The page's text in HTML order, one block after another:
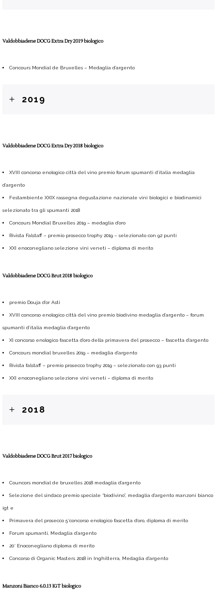
Valdobbiadene DOCG Extra Dry 2019 biologico
Concours Mondial de Bruxelles – Medaglia d’argento
2019
Valdobbiadene DOCG Extra Dry 2018 biologico
XVIII concorso enologico città del vino premio forum spumanti d’italia medaglia
d’argento
Festambiente XXIX rassegna degustazione nazionale vini biologici e biodinamici
selezionato tra gli spumanti 2018
Concours Mondial Bruxelles 2019 – medaglia d’oro
Rivista Falstaff – premio prosecco trophy 2019 – selezionato con 92 punti
XXI enoconegliano selezione vini veneti – diploma di merito
Valdobbiadene DOCG Brut 2018 biologico
premio Douja d’or Asti
XVIII concorso enologico città del vino premio biodivino medaglia d’argento – forum
spumanti d’italia medaglia d’argento
XI concorso enologico fascetta d’oro della primavera del prosecco – fascetta d’argento
Concours mondial bruxelles 2019 – medaglia d’argento
Rivista falstaff – premio prosecco trophy 2019 – selezionato con 93 punti
XXI enoconegliano selezione vini veneti – diploma di merito
2018
Valdobbiadene DOCG Brut 2017 biologico
Councors mondial de bruxelles 2018 medaglia d’argento
Selezione del sindaco premio speciale “biodivino”, medaglia d’argento manzoni bianco
igt e
Primavera del prosecco 5°concorso enologico fascetta d’oro, diploma di merito
Forum spumanti, Medaglia d’argento
20° Enoconegliano diploma di merito
Concorso di Organic Masters 2018 in Inghilterra, Medaglia d’argento
Manzoni Bianco 6.0.13 IGT biologico